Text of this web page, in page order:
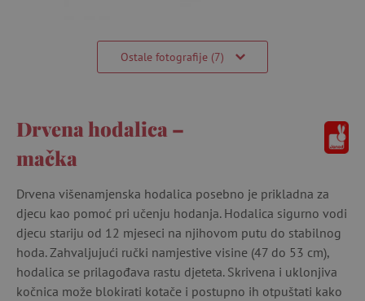
Ostale fotografije (7)
Drvena hodalica –
mačka
Drvena višenamjenska hodalica posebno je prikladna za
djecu kao pomoć pri učenju hodanja. Hodalica sigurno vodi
djecu stariju od 12 mjeseci na njihovom putu do stabilnog
hoda. Zahvaljujući ručki namjestive visine (47 do 53 cm),
hodalica se prilagođava rastu djeteta. Skrivena i uklonjiva
kočnica može blokirati kotače i postupno ih otpuštati kako